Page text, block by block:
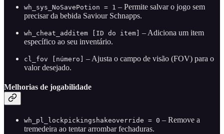
wh_sys_NoSavePotion = 1 – Permite salvar o jogo sem
precisar da bebida Saviour Schnapps.
wh_cheat_additem [ID do item]
– Adiciona um item
específico ao seu inventário.
cl_fov [número]
– Ajusta o campo de visão (FOV) para o
valor desejado.
Melhorias de jogabilidade
wh_pl_lockpickingshakeoverride = 0 – Remove a
tremedeira ao tentar arrombar fechaduras.